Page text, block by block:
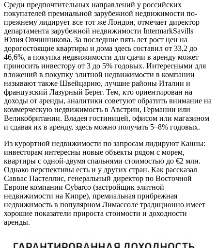
Среди предпочтительных направлений у российских
покупателей премиальной зарубежной недвижимости по-
прежнему лидирует все тот же Лондон, отмечает директор
департамента зарубежной недвижимости IntermarkSavills
Юлия Овчинникова. За последние пять лет рост цен на
дорогостоящие квартиры и дома здесь составил от 33,2 до
46,6%, а покупка недвижимости для сдачи в аренду может
приносить инвестору от 3 до 5% годовых. Интересными для
вложений в покупку элитной недвижимости в компании
называют также Швейцарию, лучшие районы Италии и
французский Лазурный Берег. Тем, кто ориентирован на
доходы от аренды, аналитики советуют обратить внимание на
коммерческую недвижимость в Австрии, Германии или
Великобритании. Владея гостиницей, офисом или магазином
и сдавая их в аренду, здесь можно получать 5–8% годовых.
Из курортной недвижимости по запросам лидируют Канны:
инвесторам интересны новые объекты рядом с морем,
квартиры с одной-двумя спальнями стоимостью до €2 млн.
Однако перспективы есть и у других стран. Как рассказал
Саввас Пастеллис, генеральный директор по Восточной
Европе компании Cybarco (застройщик элитной
недвижимости на Кипре), премиальная прибрежная
недвижимость в популярном Лимассоле традиционно имеет
хорошие показатели прироста стоимости и доходности
аренды.